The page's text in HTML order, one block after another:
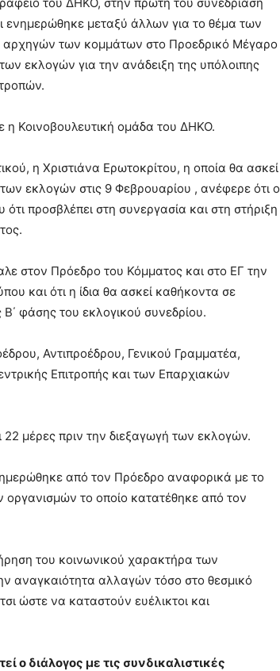
μεταξύ άλλων για το θέμα των
αρχηγών των κομμάτων στο Προεδρικό Μέγαρο
εκλογών για την ανάδειξη της υπόλοιπης
η Κοινοβουλευτική ομάδα του ΔΗΚΟ.
η Χριστιάνα Ερωτοκρίτου, η οποία θα ασκεί
εκλογών στις 9 Φεβρουαρίου , ανέφερε ότι ο
προσβλέπει στη συνεργασία και στη στήριξη
στον Πρόεδρο του Κόμματος και στο ΕΓ την
και ότι η ίδια θα ασκεί καθήκοντα σε
φάσης του εκλογικού συνεδρίου.
Αντιπροέδρου, Γενικού Γραμματέα,
Επιτροπής και των Επαρχιακών
μέρες πριν την διεξαγωγή των εκλογών.
από τον Πρόεδρο αναφορικά με το
οργανισμών το οποίο κατατέθηκε από τον
του κοινωνικού χαρακτήρα των
αναγκαιότητα αλλαγών τόσο στο θεσμικό
ώστε να καταστούν ευέλικτοι και
ο διάλογος με τις συνδικαλιστικές